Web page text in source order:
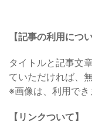
【記事の利用につい
タイトルと記事文
ていただければ、
※画像は、利用でき
【リンクついて】